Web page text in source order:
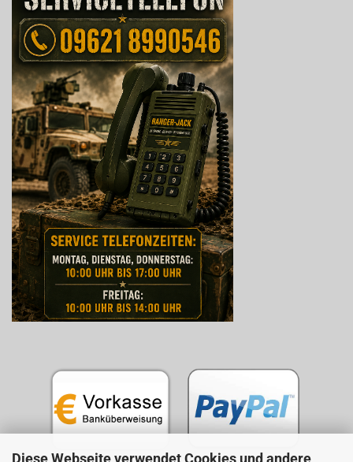
Diese Webseite verwendet Cookies und andere